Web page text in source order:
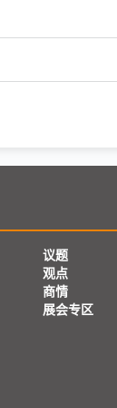
议题
观点
商情
展会专区